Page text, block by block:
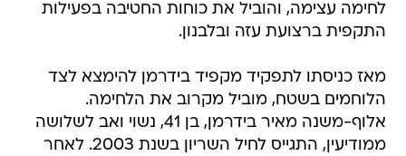
לחימה עצימה, והוביל את כוחות החטיבה בפעילות
התקפית ברצועת עזה ובלבנון.
מאז כניסתו לתפקיד מקפיד בידרמן להימצא לצד
הלוחמים בשטח, מוביל מקרוב את הלחימה.
אלוף-משנה מאיר בידרמן, בן 41, נשוי ואב לשלושה
ממודיעין, התגייס לחיל השריון בשנת 2003. לאחר